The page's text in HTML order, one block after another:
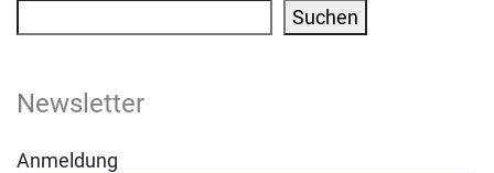
Suchen
Newsletter
Anmeldung